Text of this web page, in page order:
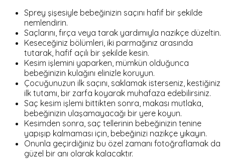
Sprey şişesiyle bebeğinizin saçını hafif bir şekilde
nemlendirin.
Saçlarını, fırça veya tarak yardımıyla nazikçe düzeltin.
Keseceğiniz bölümleri, iki parmağınız arasında
tutarak, hafif açılı bir şekilde kesin.
Kesim işlemini yaparken, mümkün olduğunca
bebeğinizin kulağını elinizle koruyun.
Çocuğunuzun ilk saçını, saklamak isterseniz, kestiğiniz
ilk tutamı, bir zarfa koyarak muhafaza edebilirsiniz.
Saç kesim işlemi bittikten sonra, makası mutlaka,
bebeğinizin ulaşamayacağı bir yere koyun.
Kesimden sonra, saç tellerinin bebeğinizin tenine
yapışıp kalmaması için, bebeğinizi nazikçe yıkayın.
Onunla geçirdiğiniz bu özel zamanı fotoğraflamak da
güzel bir anı olarak kalacaktır.